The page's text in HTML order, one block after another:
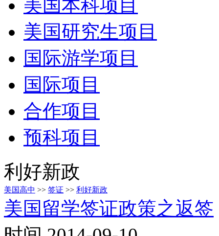
美国本科项目
美国研究生项目
国际游学项目
国际项目
合作项目
预科项目
利好新政
美国高中 >> 签证 >> 利好新政
美国留学签证政策之返签